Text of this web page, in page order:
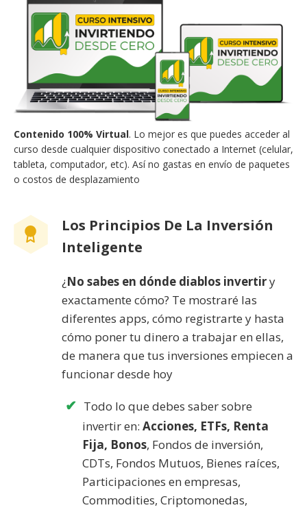
Contenido 100% Virtual. Lo mejor es que puedes acceder al
curso desde cualquier dispositivo conectado a Internet (celular,
tableta, computador, etc). Así no gastas en envío de paquetes
o costos de desplazamiento
Los Principios De La Inversión
Inteligente
¿No sabes en dónde diablos invertiry
exactamente cómo? Te mostraré las
diferentes apps, cómo registrarte y hasta
cómo poner tu dinero a trabajar en ellas,
de manera que tus inversiones empiecen a
funcionar desde hoy
Todo lo que debes saber sobre
invertir en: Acciones, ETFs, Renta
Fija, Bonos, Fondos de inversión,
CDTs, Fondos Mutuos, Bienes raíces,
Participaciones en empresas,
Commodities, Criptomonedas,